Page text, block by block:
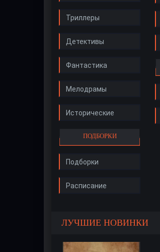
Триллеры
Детективы
Фантастика
Мелодрамы
Исторические
ПОДБОРКИ
Подборки
Расписание
ЛУЧШИЕ НОВИНКИ